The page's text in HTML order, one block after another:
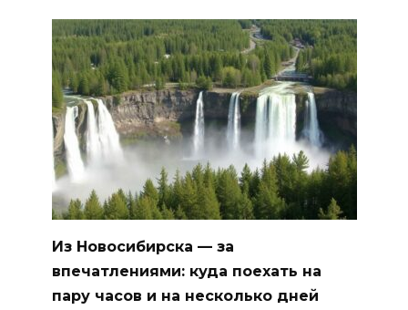
Из Новосибирска — за
впечатлениями: куда поехать на
пару часов и на несколько дней